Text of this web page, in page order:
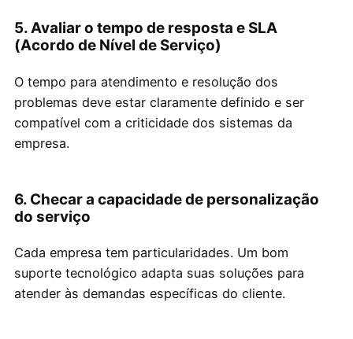
5. Avaliar o tempo de resposta e SLA
(Acordo de Nível de Serviço)
O tempo para atendimento e resolução dos
problemas deve estar claramente definido e ser
compatível com a criticidade dos sistemas da
empresa.
6. Checar a capacidade de personalização
do serviço
Cada empresa tem particularidades. Um bom
suporte tecnológico adapta suas soluções para
atender às demandas específicas do cliente.